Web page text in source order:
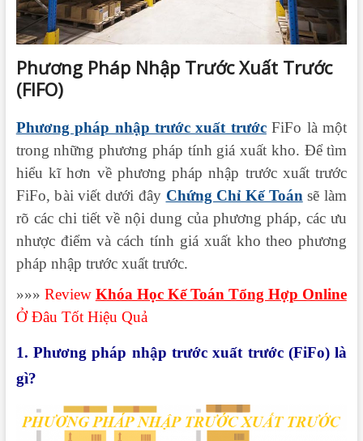
Phương Pháp Nhập Trước Xuất Trước
(FIFO)
Phương pháp nhập trước xuất trướcFiFo là một
trong những phương pháp tính giá xuất kho. Để tìm
hiểu kĩ hơn về phương pháp nhập trước xuất trước
FiFo, bài viết dưới đây Chứng Chỉ Kế Toánsẽ làm
rõ các chi tiết về nội dung của phương pháp, các ưu
nhược điểm và cách tính giá xuất kho theo phương
pháp nhập trước xuất trước.
»»» Review Khóa Học Kế Toán Tổng Hợp Online
Ở Đâu Tốt Hiệu Quả
1. Phương pháp nhập trước xuất trước (FiFo) là
gì?